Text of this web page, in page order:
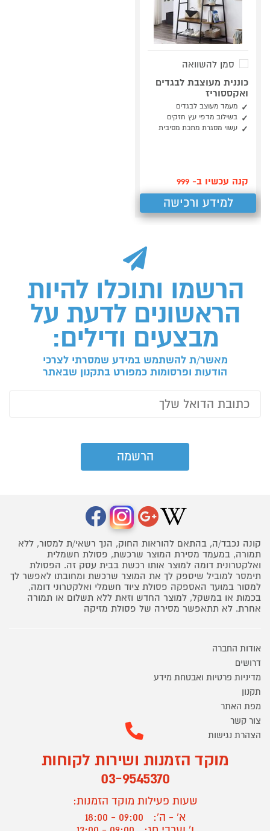
סמן להשוואה
כוננית מעוצבת לבגדים
ואקססוריז
מעמד מעוצב לבגדים
בשילוב מדפי עץ חזקים
עשוי מסגרת מתכת מסיבית
קנה עכשיו ב- 999
למידע ורכישה
הרשמו ותוכלו להיות
הראשונים לדעת על
מבצעים ודילים:
מאשר/ת להשתמש במידע שמסרתי לצרכי
הודעות ופרסומות כמפורט בתקנון שבאתר
קונה נכבד/ה, בהתאם להוראות החוק, הנך רשאי/ת למסור, ללא
תמורה, במעמד מסירת המוצר שרכשת, פסולת חשמלית
ואלקטרונית דומה למוצר אותו רכשת בבית עסק זה. הפסולת
תימסר למוביל שיספק לך את המוצר שרכשת ומחובתו לאפשר לך
למסור במועד האספקה פסולת ציוד חשמלי ואלקטרוני דומה,
בכמות או במשקל, למוצר החדש וזאת ללא תשלום או תמורה
אחרת. לא תתאפשר מסירה של פסולת מזיקה
אודות החברה
דרושים
מדיניות פרטיות ואבטחת מידע
תקנון
מפת האתר
צור קשר
הצהרת נגישות
מוקד הזמנות ושירות לקוחות
03-9545370
שעות פעילות מוקד הזמנות:
א' - ה':
09:00 - 18:00